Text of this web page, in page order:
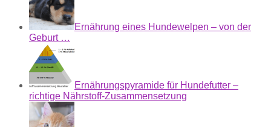
Ernährung eines Hundewelpen – von der
Geburt …
Ernährungspyramide für Hundefutter –
richtige Nährstoff-Zusammensetzung